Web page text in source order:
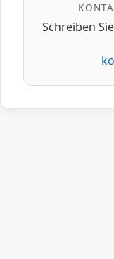
Schreiben